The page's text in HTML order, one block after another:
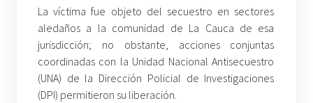
La víctima fue objeto del secuestro en sectores
aledaños a la comunidad de La Cauca de esa
jurisdicción; no obstante, acciones conjuntas
coordinadas con la Unidad Nacional Antisecuestro
(UNA) de la Dirección Policial de Investigaciones
(DPI) permitieron su liberación.